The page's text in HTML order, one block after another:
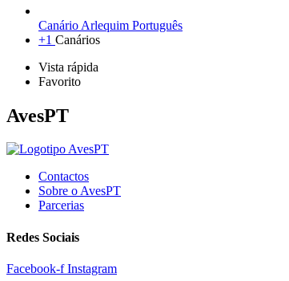
Canário Arlequim Português
+1 Canários
Vista rápida
Favorito
AvesPT
Contactos
Sobre o AvesPT
Parcerias
Redes Sociais
Facebook-f Instagram